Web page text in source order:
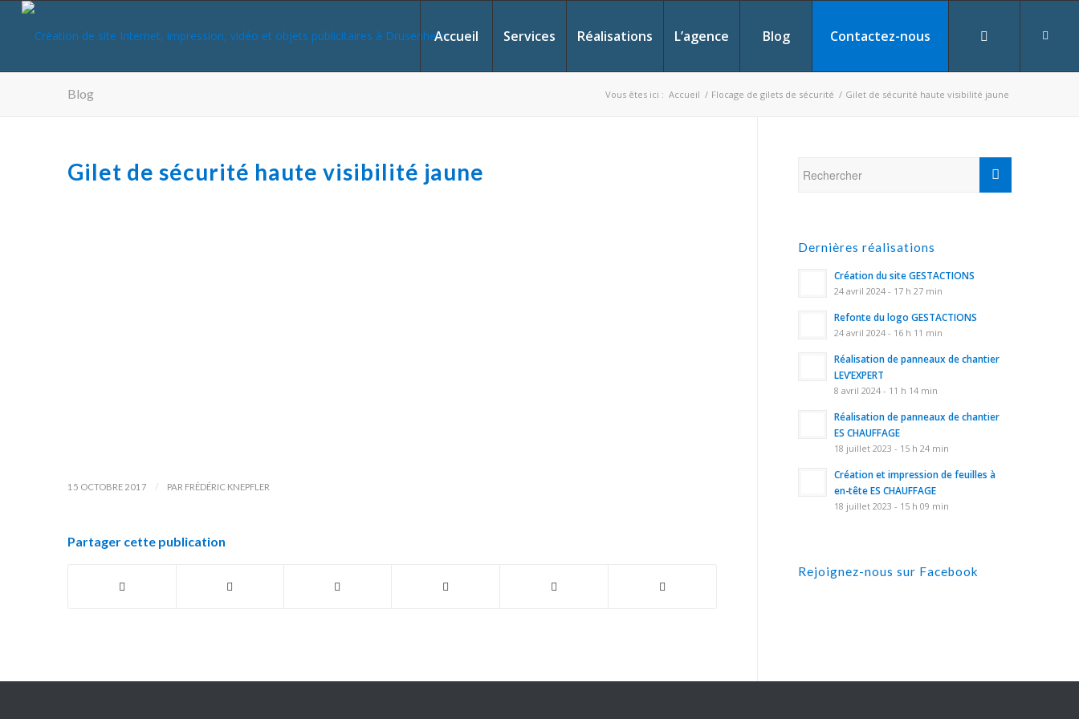
Accueil Services Réalisations L’agence Blog Contactez-nous
Blog Vous êtes ici : Accueil / Flocage de gilets de sécurité / Gilet de sécurité haute visibilité jaune
Gilet de sécurité haute visibilité jaune
15 OCTOBRE 2017 / PAR FRÉDÉRIC KNEPFLER
Partager cette publication
Dernières réalisations
Création du site GESTACTIONS
24 avril 2024 - 17 h 27 min
Refonte du logo GESTACTIONS
24 avril 2024 - 16 h 11 min
Réalisation de panneaux de chantier
LEV’EXPERT
8 avril 2024 - 11 h 14 min
Réalisation de panneaux de chantier
ES CHAUFFAGE
18 juillet 2023 - 15 h 24 min
Création et impression de feuilles à
en-tête ES CHAUFFAGE
18 juillet 2023 - 15 h 09 min
Rejoignez-nous sur Facebook